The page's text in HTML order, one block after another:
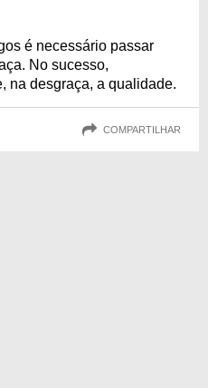
é necessário passar
No sucesso,
na desgraça, a qualidade.
COMPARTILHAR